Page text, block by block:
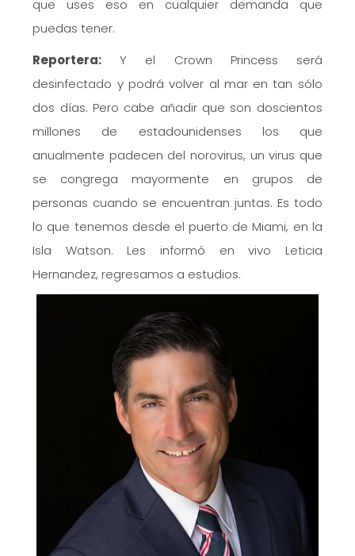
que uses eso en cualquier demanda que
puedas tener.
Reportera: Y el Crown Princess será
desinfectado y podrá volver al mar en tan sólo
dos días. Pero cabe añadir que son doscientos
millones de estadounidenses los que
anualmente padecen del norovirus, un virus que
se congrega mayormente en grupos de
personas cuando se encuentran juntas. Es todo
lo que tenemos desde el puerto de Miami, en la
Isla Watson. Les informó en vivo Leticia
Hernandez, regresamos a estudios.